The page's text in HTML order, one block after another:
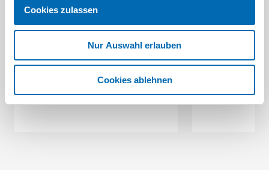
Cookies zulassen
Nur Auswahl erlauben
Cookies ablehnen
8 Ausführungen
Bit-
Artikel-Nr.